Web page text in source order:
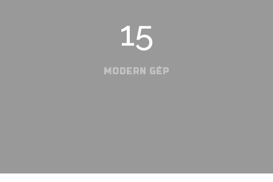
15
MODERN GÉP